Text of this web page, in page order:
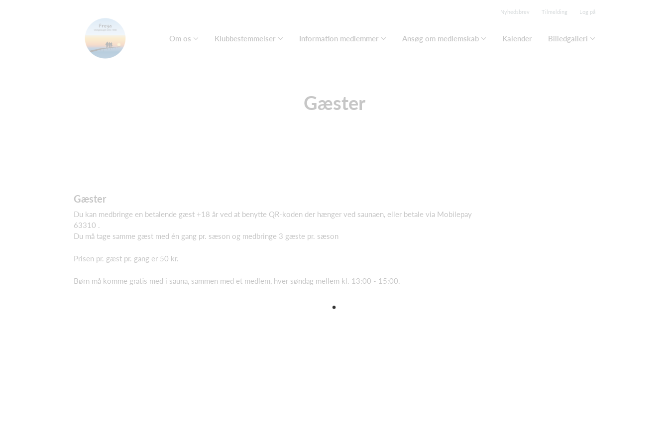
Nyhedsbrev Tilmelding Log på
Om os Klubbestemmelser Information medlemmer Ansøg om medlemskab Kalender Billedgalleri
Gæster
Gæster
Du kan medbringe en betalende gæst +18 år ved at benytte QR-koden der hænger ved saunaen, eller betale via Mobilepay
63310 .
Du må tage samme gæst med én gang pr. sæson og medbringe 3 gæste pr. sæson
Prisen pr. gæst pr. gang er 50 kr.
Børn må komme gratis med i sauna, sammen med et medlem, hver søndag mellem kl. 13:00 - 15:00.